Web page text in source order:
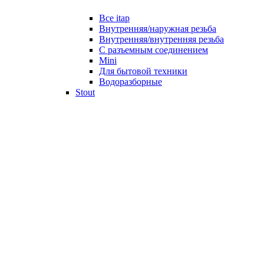
Все itap
Внутренняя/наружная резьба
Внутренняя/внутренняя резьба
С разъемным соединением
Mini
Для бытовой техники
Водоразборные
Stout